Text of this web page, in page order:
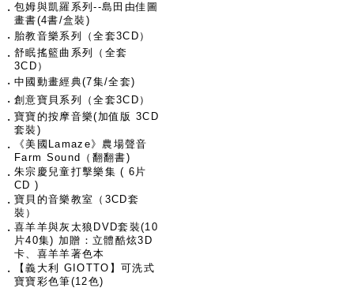
‧ 包姆與凱羅系列--島田由佳圖
畫書(4書/盒裝)
‧ 胎教音樂系列（全套3CD）
‧ 舒眠搖籃曲系列（全套
3CD）
‧ 中國動畫經典(7集/全套)
‧ 創意寶貝系列（全套3CD）
‧ 寶寶的按摩音樂(加值版 3CD
套裝)
‧
《美國Lamaze》農場聲音
Farm Sound（翻翻書)
‧ 朱宗慶兒童打擊樂集 ( 6片
CD )
‧ 寶貝的音樂教室（3CD套
裝）
‧ 喜羊羊與灰太狼DVD套裝(10
片40集) 加贈：立體酷炫3D
卡、喜羊羊著色本
‧
【義大利 GIOTTO】可洗式
寶寶彩色筆(12色)